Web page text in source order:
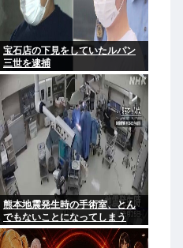
宝石店の下見をしていたルパン
三世を逮捕
熊本地震発生時の手術室、とん
でもないことになってしまう
www